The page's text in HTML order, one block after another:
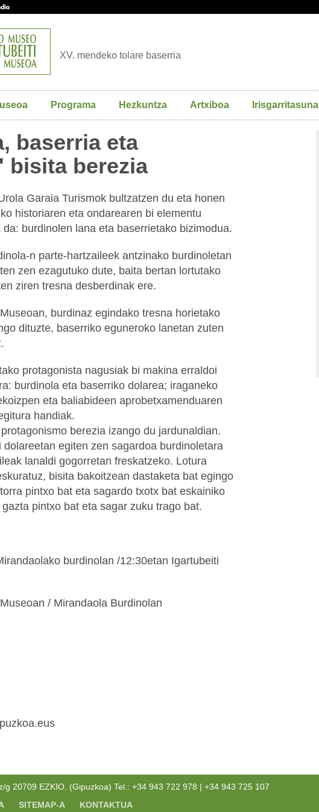
XV. mendeko tolare baserria
Programa Hezkuntza Artxiboa Irisgarritasuna
baserria eta
bisita berezia
Garaia Turismok bultzatzen du eta honen
historiaren eta ondarearen bi elementu
burdinolen lana eta baserrietako bizimodua.
n parte-hartzaileek antzinako burdinoletan
zen ezagutuko dute, baita bertan lortutako
ziren tresna desberdinak ere.
burdinaz egindako tresna horietako
dituzte, baserriko eguneroko lanetan zuten
protagonista nagusiak bi makina erraldoi
burdinola eta baserriko dolarea; iraganeko
eta baliabideen aprobetxamenduaren
handiak.
berezia izango du jardunaldian.
dolareetan egiten zen sagardoa burdinoletara
lanaldi gogorretan freskatzeko. Lotura
bisita bakoitzean dastaketa bat egingo
pintxo bat eta sagardo txotx bat eskainiko
pintxo bat eta sagar zuku trago bat.
burdinolan /12:30etan Igartubeiti
/ Mirandaola Burdinolan
g 20709 EZKIO. (Gipuzkoa) Tel.: +34 943 722 978 | +34 943 725 107
SITEMAP-A KONTAKTUA